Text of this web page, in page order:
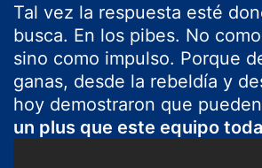
Tal vez la respuesta esté
busca. En los pibes. No
sino como impulso. Porque
ganas, desde la rebeldía y
hoy demostraron que
un plus que este equipo